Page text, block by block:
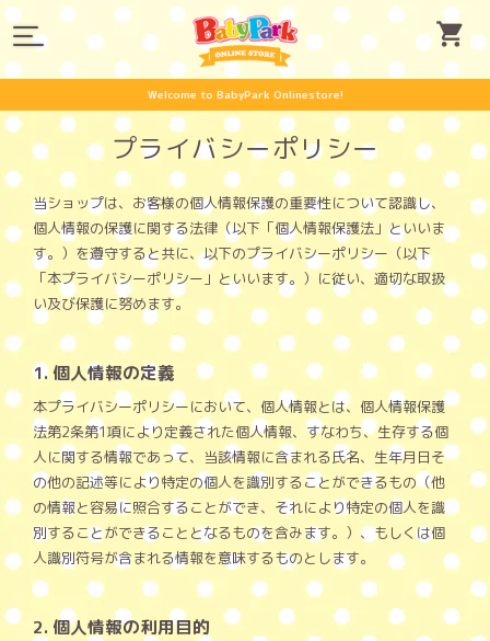
Welcome to BabyPark Onlinestore!
プライバシーポリシー
当ショップは、お客様の個人情報保護の重要性について認識し、
個人情報の保護に関する法律（以下「個人情報保護法」といいま
す。）を遵守すると共に、以下のプライバシーポリシー（以下
「本プライバシーポリシー」といいます。）に従い、適切な取扱
い及び保護に努めます。
1. 個人情報の定義
本プライバシーポリシーにおいて、個人情報とは、個人情報保護
法第2条第1項により定義された個人情報、すなわち、生存する個
人に関する情報であって、当該情報に含まれる氏名、生年月日そ
の他の記述等により特定の個人を識別することができるもの（他
の情報と容易に照合することができ、それにより特定の個人を識
別することができることとなるものを含みます。）、もしくは個
人識別符号が含まれる情報を意味するものとします。
2. 個人情報の利用目的